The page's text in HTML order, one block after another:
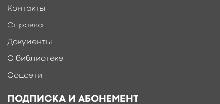
Контакты
Справка
Документы
О библиотеке
Соцсети
ПОДПИСКА И АБОНЕМЕНТ